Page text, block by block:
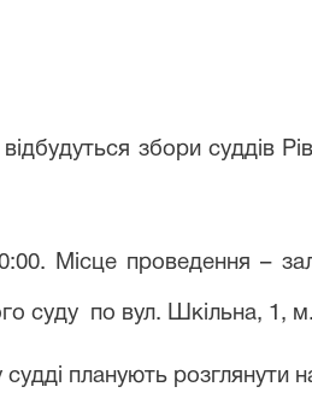
збори суддів
Місце проведення –
суду по вул. Шкільна, 1, м
планують розглянути